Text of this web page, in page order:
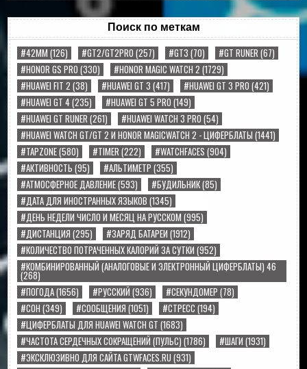
Поиск по меткам
#42MM (126) #GT2/GT2PRO (257) #GT3 (70) #GT RUNER (67)
#HONOR GS PRO (330) #HONOR MAGIC WATCH 2 (1729)
#HUAWEI FIT 2 (38) #HUAWEI GT 3 (417) #HUAWEI GT 3 PRO (421)
#HUAWEI GT 4(235) #HUAWEI GT 5 PRO (149)
#HUAWEI GT RUNER (261) #HUAWEI WATCH 3 PRO (54)
#HUAWEI WATCH GT/GT 2 И HONOR MAGICWATCH 2 - ЦИФЕРБЛАТЫ (1441)
#TAPZONE(580) #TIMER (222) #WATCHFACES (904)
#АКТИВНОСТЬ (95) #АЛЬТИМЕТР (355)
#АТМОСФЕРНОЕ ДАВЛЕНИЕ(593) #БУДИЛЬНИК(85)
#ДАТА ДЛЯ ИНОСТРАННЫХ ЯЗЫКОВ (1345)
#ДЕНЬ НЕДЕЛИ ЧИСЛО И МЕСЯЦ НА РУССКОМ (995)
#ДИСТАНЦИЯ (295) #ЗАРЯД БАТАРЕИ (1912)
#КОЛИЧЕСТВО ПОТРАЧЕННЫХ КАЛОРИЙ ЗА СУТКИ (952)
#КОМБИНИРОВАННЫЙ (АНАЛОГОВЫЕ И ЭЛЕКТРОННЫЙ ЦИФЕРБЛАТЫ) 46
(268)
#ПОГОДА(1656) #РУССКИЙ (936) #СЕКУНДОМЕР (78)
#СОН (349) #СООБЩЕНИЯ (1051) #СТРЕСС (194)
#ЦИФЕРБЛАТЫ ДЛЯ HUAWEI WATCH GT (1683)
#ЧАСТОТА СЕРДЕЧНЫХ СОКРАЩЕНИЙ (ПУЛЬС) (1786) #ШАГИ (1931)
#ЭКСКЛЮЗИВНО ДЛЯ САЙТА GTWFACES.RU (931)